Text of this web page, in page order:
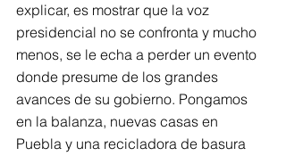
explicar, es mostrar que la voz
presidencial no se confronta y mucho
menos, se le echa a perder un evento
donde presume de los grandes
avances de su gobierno. Pongamos
en la balanza, nuevas casas en
Puebla y una recicladora de basura